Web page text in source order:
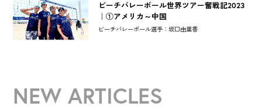
ビーチバレーボール世界ツアー奮戦記2023
｜①アメリカ～中国
ビーチバレーボール選手：坂口由里香
NEW ARTICLES